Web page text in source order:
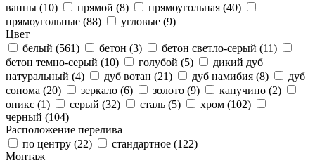
ванны (10) прямой (8) прямоугольная (40)
прямоугольные (88) угловые (9)
Цвет
белый (561) бетон (3) бетон светло-серый (11)
бетон темно-серый (10) голубой (5)
дикий дуб
натуральный (4) дуб вотан (21) дуб намибия (8)
дуб
сонома (20) зеркало (6) золото (9) капучино (2)
оникс (1) серый (32) сталь (5) хром (102)
черный (104)
Расположение перелива
по центру (22) стандартное (122)
Монтаж